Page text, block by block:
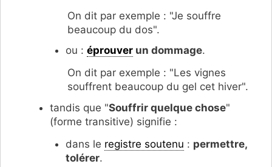
On dit par exemple : "Je souffre
beaucoup du dos".
ou : éprouverun dommage.
On dit par exemple : "Les vignes
souffrent beaucoup du gel cet hiver".
tandis que "Souffrir quelque chose"
(forme transitive) signifie :
dans le registre soutenu : permettre,
tolérer.